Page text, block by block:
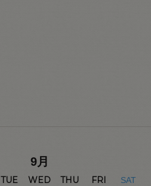
9月
TUE WED THU FRI SAT